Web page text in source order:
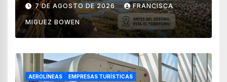
7 DE AGOSTO DE 2026 FRANCISCA
MIGUEZ BOWEN
AEROLÍNEAS EMPRESAS TURÍSTICAS